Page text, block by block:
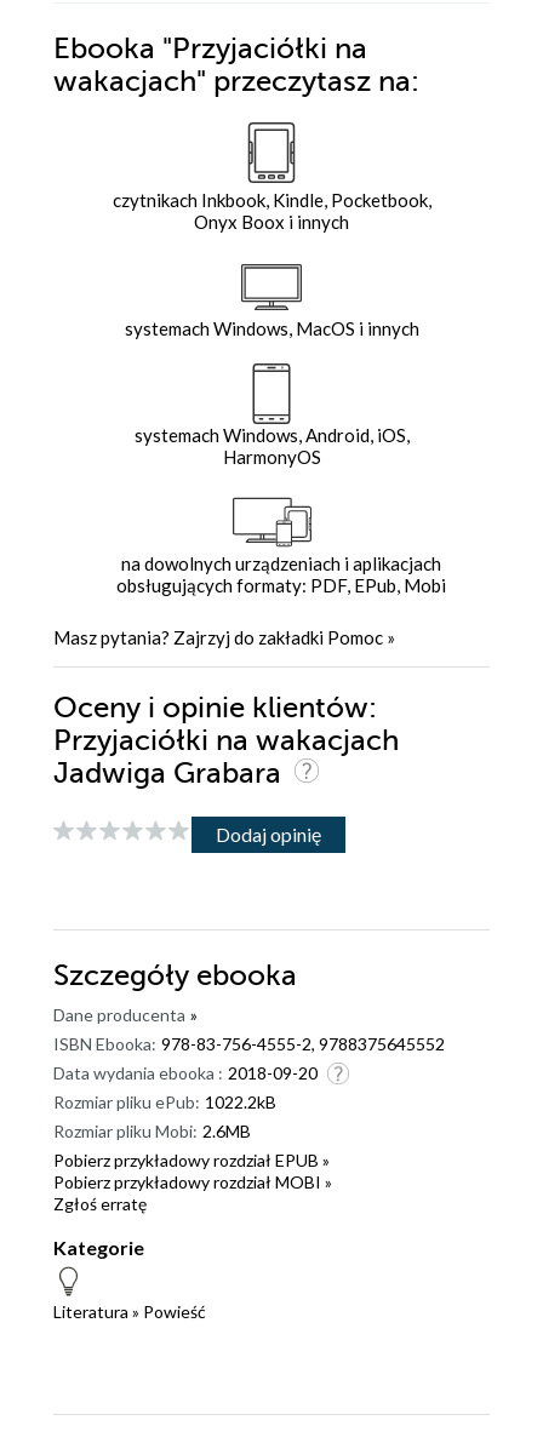
Ebooka "Przyjaciółki na
wakacjach" przeczytasz na:
czytnikach Inkbook, Kindle, Pocketbook,
Onyx Boox i innych
systemach Windows, MacOS i innych
systemach Windows, Android, iOS,
HarmonyOS
na dowolnych urządzeniach i aplikacjach
obsługujących formaty: PDF, EPub, Mobi
Masz pytania? Zajrzyj do zakładki Pomoc »
Oceny i opinie klientów:
Przyjaciółki na wakacjach
Jadwiga Grabara
Dodaj opinię
Szczegóły ebooka
Dane producenta »
ISBN Ebooka: 978-83-756-4555-2, 9788375645552
Data wydania ebooka : 2018-09-20
Rozmiar pliku ePub: 1022.2kB
Rozmiar pliku Mobi: 2.6MB
Pobierz przykładowy rozdział EPUB »
Pobierz przykładowy rozdział MOBI »
Zgłoś erratę
Kategorie
Literatura » Powieść